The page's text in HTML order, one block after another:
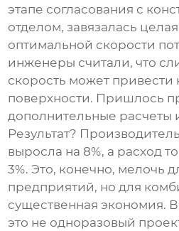
этапе согласования с
отделом, завязалась
оптимальной скорости
инженеры считали, что
скорость может привести
поверхности. Пришлось
дополнительные расчеты
Результат?
выросла на 8%, а расход
3%. Это, конечно, мелочь
предприятий, но для
существенная экономия.
это не одноразовый